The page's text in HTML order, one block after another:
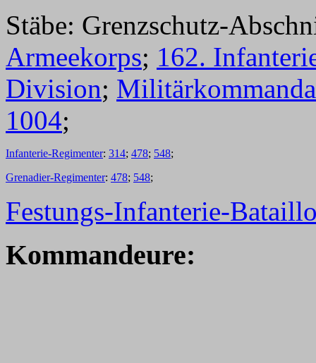
Stäbe: Grenzschutz-
Armeekorps; 162.
Division;
1004;
Infanterie-Regimenter: 314; 478; 548;
Grenadier-Regimenter: 478; 548;
Festungs-Infanterie-
Kommandeure: